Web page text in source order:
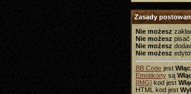
Zasady
Nie możesz
Nie możesz pisać
Nie możesz
Nie możesz
BB Code jest
Emotikony są
[IMG] kod jest
HTML kod jest